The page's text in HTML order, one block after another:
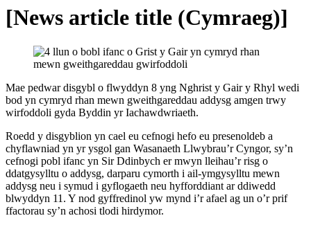
[News article title (Cymraeg)]
Mae pedwar disgybl o flwyddyn 8 yng Nghrist y Gair y Rhyl wedi
bod yn cymryd rhan mewn gweithgareddau addysg amgen trwy
wirfoddoli gyda Byddin yr Iachawdwriaeth.
Roedd y disgyblion yn cael eu cefnogi hefo eu presenoldeb a
chyflawniad yn yr ysgol gan Wasanaeth Llwybrau’r Cyngor, sy’n
cefnogi pobl ifanc yn Sir Ddinbych er mwyn lleihau’r risg o
ddatgysylltu o addysg, darparu cymorth i ail-ymgysylltu mewn
addysg neu i symud i gyflogaeth neu hyfforddiant ar ddiwedd
blwyddyn 11. Y nod gyffredinol yw mynd i’r afael ag un o’r prif
ffactorau sy’n achosi tlodi hirdymor.